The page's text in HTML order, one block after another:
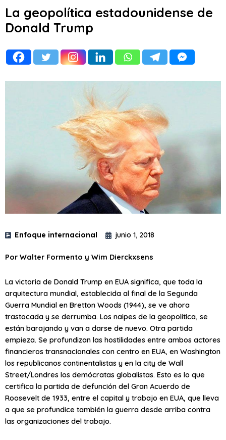
La geopolítica estadounidense de
Donald Trump
Enfoque internacional junio 1, 2018
Por Walter Formento y Wim Dierckxsens
La victoria de Donald Trump en EUA significa, que toda la
arquitectura mundial, establecida al final de la Segunda
Guerra Mundial en Bretton Woods (1944), se ve ahora
trastocada y se derrumba. Los naipes de la geopolítica, se
están barajando y van a darse de nuevo. Otra partida
empieza. Se profundizan las hostilidades entre ambos actores
financieros transnacionales con centro en EUA, en Washington
los republicanos continentalistas y en la city de Wall
Street/Londres los demócratas globalistas. Esto es lo que
certifica la partida de defunción del Gran Acuerdo de
Roosevelt de 1933, entre el capital y trabajo en EUA, que lleva
a que se profundice también la guerra desde arriba contra
las organizaciones del trabajo.